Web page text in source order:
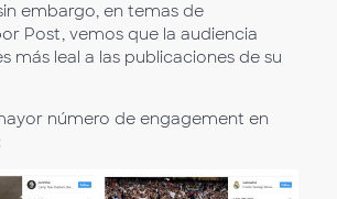
embargo, en temas de
Post, vemos que la audiencia
más leal a las publicaciones de su
número de engagement en